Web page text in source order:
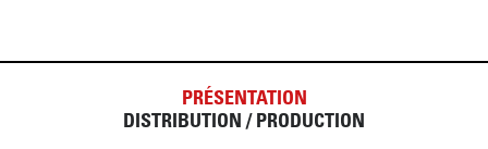
PRÉSENTATION
DISTRIBUTION / PRODUCTION